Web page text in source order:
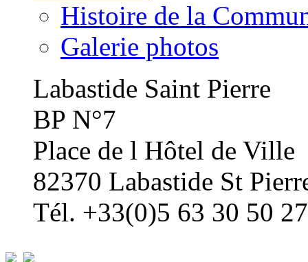
Histoire de la
Galerie photos
Labastide Saint Pierre
BP N°7
Place de l Hôtel de Ville
82370 Labastide St
Tél. +33(0)5 63 30 50 27